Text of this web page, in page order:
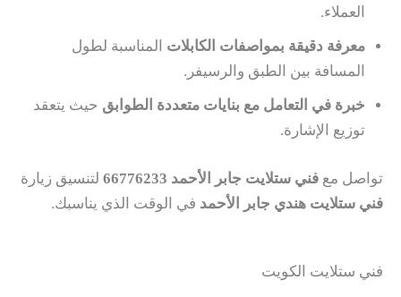
العملاء.
معرفة دقيقة بمواصفات الكابلات المناسبة لطول
المسافة بين الطبق والرسيفر.
خبرة في التعامل مع بنايات متعددة الطوابق حيث يتعقد
توزيع الإشارة.
تواصل مع فني ستلايت جابر الأحمد
لتنسيق زيارة
فني ستلايت هندي جابر الأحمد في الوقت الذي يناسبك.
فني ستلايت الكويت